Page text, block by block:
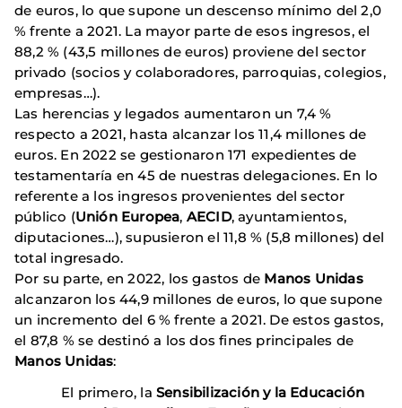
de euros, lo que supone un descenso mínimo del 2,0
% frente a 2021. La mayor parte de esos ingresos, el
88,2 % (43,5 millones de euros) proviene del sector
privado (socios y colaboradores, parroquias, colegios,
empresas…).
Las herencias y legados aumentaron un 7,4 %
respecto a 2021, hasta alcanzar los 11,4 millones de
euros. En 2022 se gestionaron 171 expedientes de
testamentaría en 45 de nuestras delegaciones. En lo
referente a los ingresos provenientes del sector
público (Unión Europea, AECID, ayuntamientos,
diputaciones…), supusieron el 11,8 % (5,8 millones) del
total ingresado.
Por su parte, en 2022, los gastos de Manos Unidas
alcanzaron los 44,9 millones de euros, lo que supone
un incremento del 6 % frente a 2021. De estos gastos,
el 87,8 % se destinó a los dos fines principales de
Manos Unidas:
El primero, la Sensibilización y la Educación